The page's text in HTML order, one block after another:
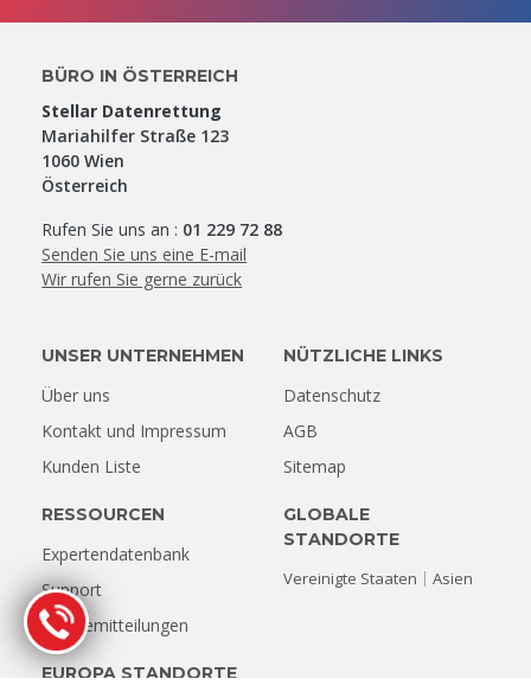
BÜRO IN ÖSTERREICH
Stellar Datenrettung
Mariahilfer Straße 123
1060 Wien
Österreich
Rufen Sie uns an : 01 229 72 88
Senden Sie uns eine E-mail
Wir rufen Sie gerne zurück
UNSER UNTERNEHMEN
Über uns
Kontakt und Impressum
Kunden Liste
NÜTZLICHE LINKS
Datenschutz
AGB
Sitemap
RESSOURCEN
Expertendatenbank
Support
Pressemitteilungen
EUROPA STANDORTE
GLOBALE
STANDORTE
Vereinigte Staaten
Asien